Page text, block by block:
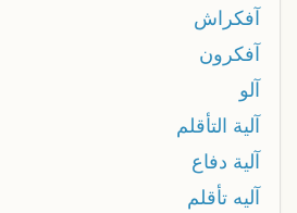
آفكراش
آفكرون
آلو
آلية التأقلم
آلية دفاع
آليه تأقلم